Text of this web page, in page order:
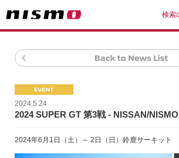
検索
2024.5.24
2024 SUPER GT 第3戦 - NISSAN/
2024年6月1日（土）～ 2日（日）鈴鹿サーキット